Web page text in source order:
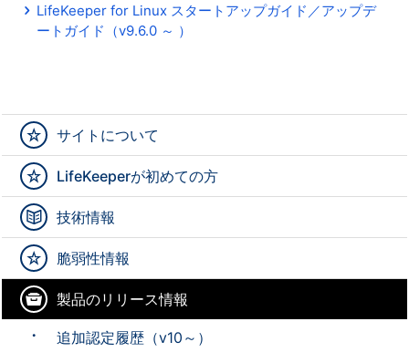
サイトについて
LifeKeeperが初めての方
技術情報
脆弱性情報
製品のリリース情報
追加認定履歴（v10～）
LifeKeeper for Linux スタートアップガイド／アップデ
ートガイド（v9.6.0 ～ ）